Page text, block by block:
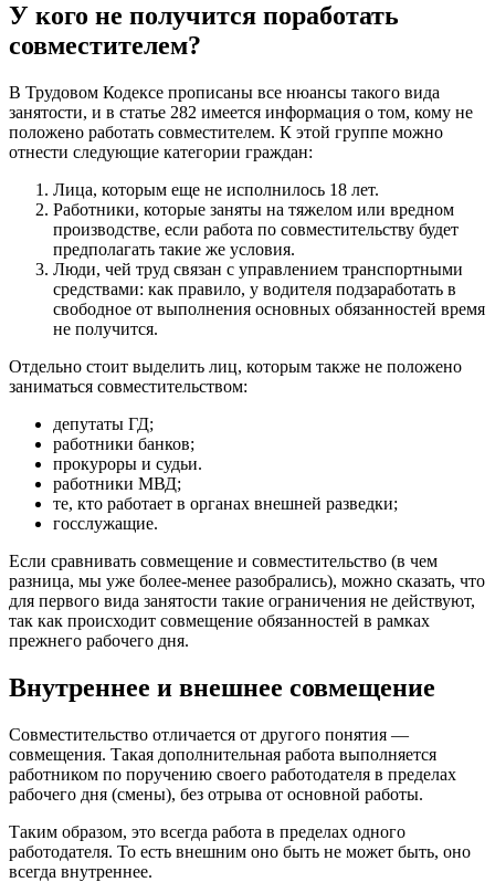
У кого не получится поработать
совместителем?
В Трудовом Кодексе прописаны все нюансы такого вида
занятости, и в статье 282 имеется информация о том, кому не
положено работать совместителем. К этой группе можно
отнести следующие категории граждан:
Лица, которым еще не исполнилось 18 лет.
Работники, которые заняты на тяжелом или вредном
производстве, если работа по совместительству будет
предполагать такие же условия.
Люди, чей труд связан с управлением транспортными
средствами: как правило, у водителя подзаработать в
свободное от выполнения основных обязанностей время
не получится.
Отдельно стоит выделить лиц, которым также не положено
заниматься совместительством:
депутаты ГД;
работники банков;
прокуроры и судьи.
работники МВД;
те, кто работает в органах внешней разведки;
госслужащие.
Если сравнивать совмещение и совместительство (в чем
разница, мы уже более-менее разобрались), можно сказать, что
для первого вида занятости такие ограничения не действуют,
так как происходит совмещение обязанностей в рамках
прежнего рабочего дня.
Внутреннее и внешнее совмещение
Совместительство отличается от другого понятия —
совмещения. Такая дополнительная работа выполняется
работником по поручению своего работодателя в пределах
рабочего дня (смены), без отрыва от основной работы.
Таким образом, это всегда работа в пределах одного
работодателя. То есть внешним оно быть не может быть, оно
всегда внутреннее.